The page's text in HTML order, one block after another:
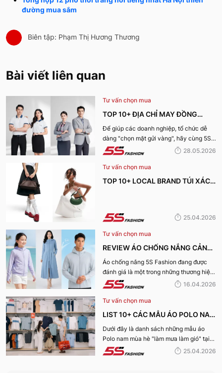
đường mua sắm
Biên tập: Phạm Thị Hương Thương
Bài viết liên quan
Tư vấn chọn mua
TOP 10+ ĐỊA CHỈ MAY ĐỒNG
PHỤC CÔNG TY ĐẸP, UY TÍN
NHẤT HIỆN NAY
Để giúp các doanh nghiệp, tổ chức dễ
dàng "chọn mặt gửi vàng", hãy cùng 5S
Fashion tìm hiểu những địa chỉ may đồng
phục công ty uy tín, chất lượng và nhận
được nhiều đánh giá tích cực nhất hiện
nay.
28.05.2026
Tư vấn chọn mua
TOP 10+ LOCAL BRAND TÚI XÁCH
25.04.2026
Tư vấn chọn mua
REVIEW ÁO CHỐNG NẮNG CẢN
TIA UV, CHỐNG NẮNG TỐT NHẤT
CỦA 5S FASHION 2026
Áo chống nắng 5S Fashion đang được
đánh giá là một trong những thương hiệu
áo đáng mua hàng đầu hiện nay. Vậy
mẫu áo này có gì? Vì sao lại được đánh
giá tích cực đến vậy? Cùng đi hết bài
viết nhé!
16.04.2026
Tư vấn chọn mua
LIST 10+ CÁC MẪU ÁO POLO NAM
MÙA HÈ BÁN CHẠY NHẤT CỦA 5S
FASHION 2026
Dưới đây là danh sách những mẫu áo
Polo nam mùa hè "làm mưa làm gió" tại
hệ thống 5S Fashion mà bất kỳ quý ông
nào cũng nên sở hữu trong tủ đồ mùa hè
25.04.2026